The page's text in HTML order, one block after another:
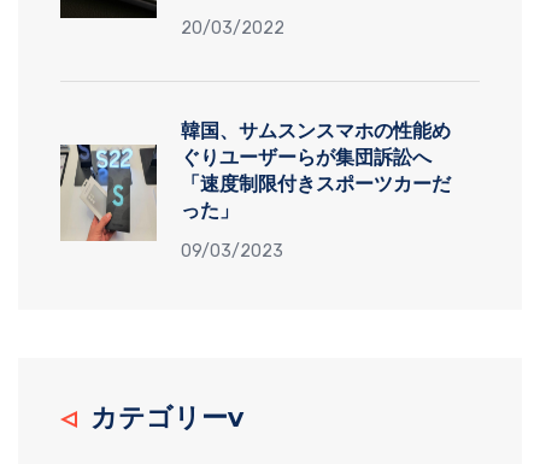
20/03/2022
韓国、サムスンスマホの性能め
ぐりユーザーらが集団訴訟へ
「速度制限付きスポーツカーだ
った」
09/03/2023
カテゴリーv